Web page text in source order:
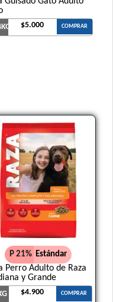
$5.000 COMPRAR
P 21% Estándar
Perro Adulto de Raza
y Grande
$4.900 COMPRAR